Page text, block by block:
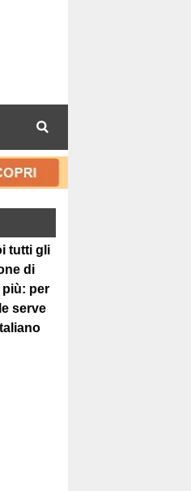
tutti gli
di
più: per
serve